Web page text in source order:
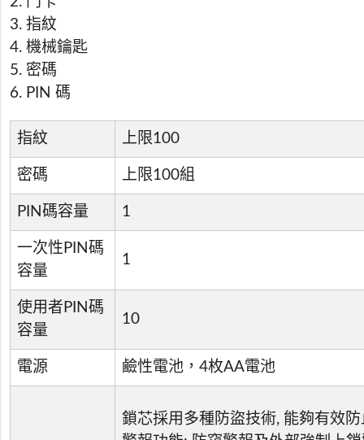
3. 指紋
4. 機械鑰匙
5. 密碼
6. PIN 碼
指紋 上限100
密碼 上限100組
PIN碼容量 1
一次性PIN碼
容量
1
使用者PIN碼
容量
10
電源 鹼性電池，4枚AA電池
鎖芯採用多種防盜技術, 能夠有效